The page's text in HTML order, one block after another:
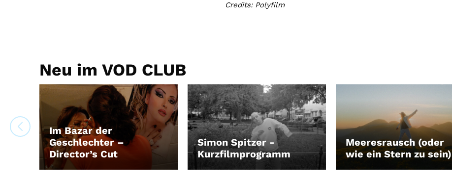
Credits: Polyfilm
Neu im VOD CLUB
Im Bazar der
Geschlechter –
Director’s Cut
LEIHEN
Simon Spitzer -
Kurzfilmprogramm
LEIHEN
Meeresrausch (oder
wie ein Stern zu sein)
LEIHEN